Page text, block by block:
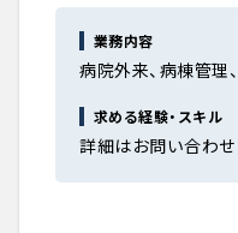
業務内容
病院外来、病棟管理
求める経験・スキル
詳細はお問い合わ